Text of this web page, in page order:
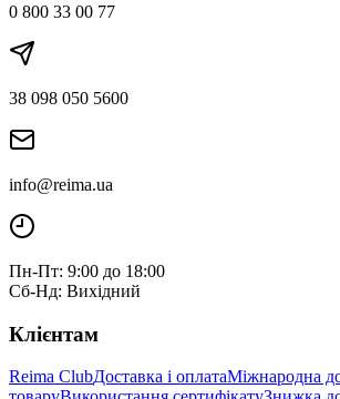
0 800 33 00 77
38 098 050 5600
info@reima.ua
Пн-Пт: 9:00 до 18:00
Сб-Нд: Вихідний
Клієнтам
Reima ClubДоставка і оплатаМіжнародна